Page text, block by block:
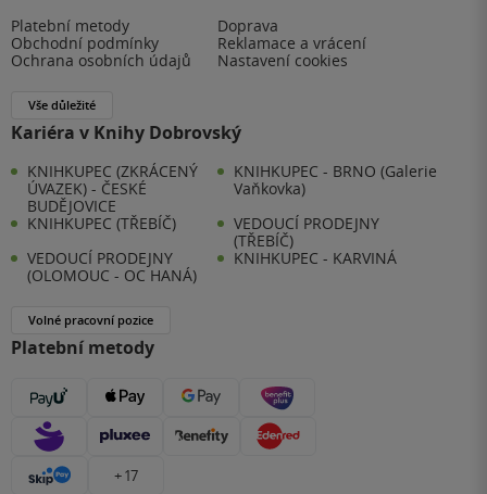
Platební metody
Doprava
Obchodní podmínky
Reklamace a vrácení
Ochrana osobních údajů
Nastavení cookies
Vše důležité
Kariéra v Knihy Dobrovský
KNIHKUPEC (ZKRÁCENÝ
ÚVAZEK) - ČESKÉ
BUDĚJOVICE
KNIHKUPEC - BRNO (Galerie
Vaňkovka)
KNIHKUPEC (TŘEBÍČ)
VEDOUCÍ PRODEJNY
(TŘEBÍČ)
VEDOUCÍ PRODEJNY
(OLOMOUC - OC HANÁ)
KNIHKUPEC - KARVINÁ
Volné pracovní pozice
Platební metody
+ 17